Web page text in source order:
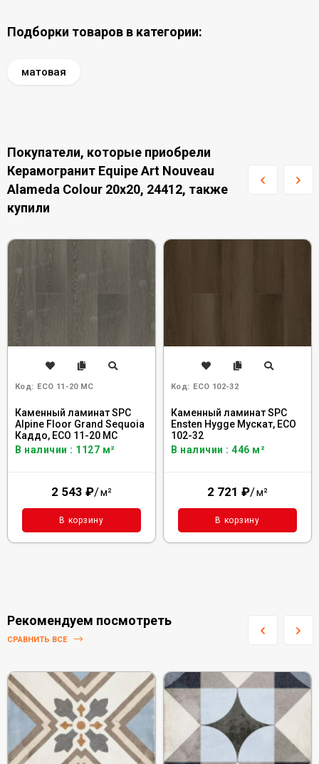
Подборки товаров в категории:
матовая
Покупатели, которые приобрели
Керамогранит Equipe Art Nouveau
Alameda Colour 20x20, 24412, также
купили
Код: ECO 11-20 MC
Каменный ламинат SPC
Alpine Floor Grand Sequoia
Каддо, ECO 11-20 MC
В наличии : 1127 м²
2 543 ₽/м²
В корзину
Код: ECO 102-32
Каменный ламинат SPC
Ensten Hygge Мускат, ЕCО
102-32
В наличии : 446 м²
2 721 ₽/м²
В корзину
Рекомендуем посмотреть
СРАВНИТЬ ВСЕ